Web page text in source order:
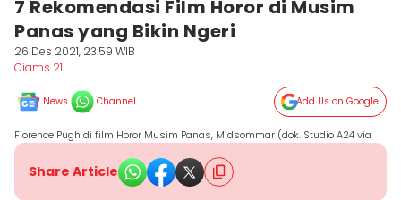
7 Rekomendasi Film Horor di Musim
Panas yang Bikin Ngeri
26 Des 2021, 23:59 WIB
Ciams 21
News Channel Add Us on Google
Florence Pugh di film Horor Musim Panas, Midsommar (dok. Studio A24 via
Share Article